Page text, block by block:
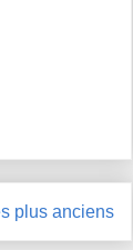
plus anciens